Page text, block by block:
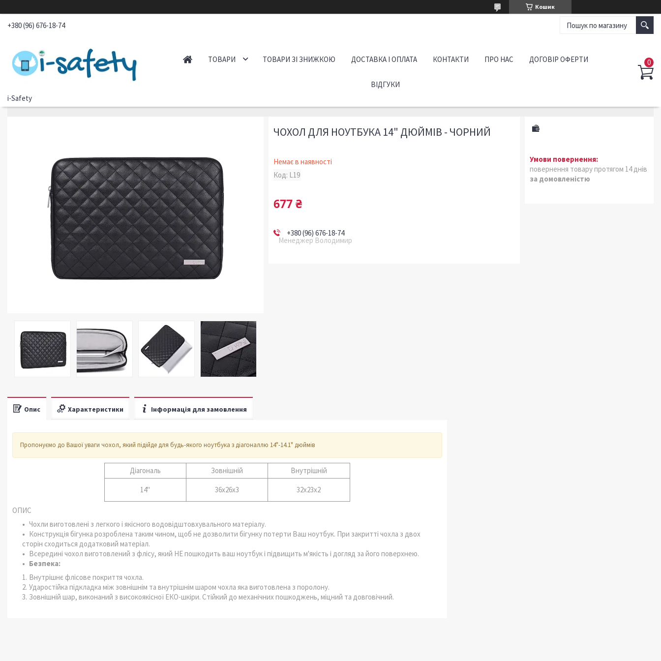
Кошик
+380 (96) 676-18-74
i-Safety
ТОВАРИ ТОВАРИ ЗІ ЗНИЖКОЮ ДОСТАВКА І ОПЛАТА КОНТАКТИ ПРО НАС ДОГОВІР ОФЕРТИ
ВІДГУКИ
ЧОХОЛ ДЛЯ НОУТБУКА 14" ДЮЙМІВ - ЧОРНИЙ
Немає в наявності
Код: L19
677 ₴
+380 (96) 676-18-74
Менеджер Володимир
повернення товару протягом 14 днів
за домовленістю
Опис Характеристики Інформація для замовлення
Пропонуємо до Вашої уваги чохол, який підійде для будь-якого ноутбука з діагоналлю 14"-14.1" дюймів
Діагональ Зовнішній Внутрішній
14" 36х26х3 32х23х2
ОПИС
Чохли виготовлені з легкого і якісного водовідштовхувального матеріалу.
Конструкція бігунка розроблена таким чином, щоб не дозволити бігунку потерти Ваш ноутбук. При закритті чохла з двох
сторін сходиться додатковий матеріал.
Всередині чохол виготовлений з флісу, який НЕ пошкодить ваш ноутбук і підвищить м'якість і догляд за його поверхнею.
Безпека:
Внутрішнє флісове покриття чохла.
Ударостійка підкладка між зовнішнім та внутрішнім шаром чохла яка виготовлена з поролону.
Зовнішній шар, виконаний з високоякісної ЕКО-шкіри. Стійкий до механічних пошкоджень, міцний та довговічний.